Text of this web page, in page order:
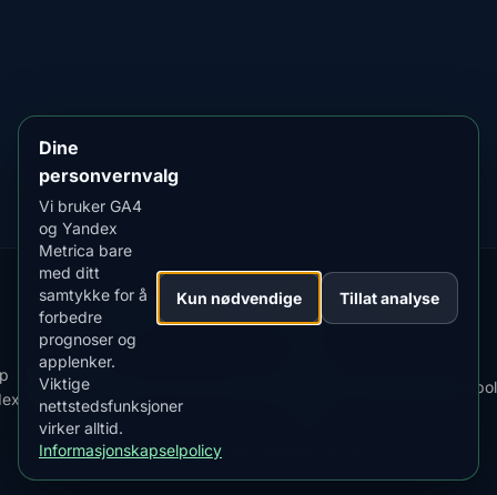
Google Play
Our
Apps:
Snow
Forecast
MistyWay·
Lightning
Tracker
·TanPilot·Benzio
Best
Time
·
Last
ned
appen
© 2026 AuroraMe. Alle rettigheter forbeholdt.
Dine
personvernvalg
Vi bruker GA4
og Yandex
Metrica bare
med ditt
samtykke for å
forbedre
prognoser og
applenker.
Viktige
nettstedsfunksjoner
virker alltid.
Informasjonskapselpolicy
Kun nødvendige Tillat analyse